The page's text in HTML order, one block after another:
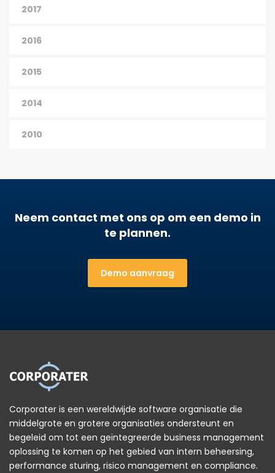
2017
2016
2015
2014
2010
Neem contact met ons op om een demo in
te plannen.
Demo aanvraag
Corporater is een wereldwijde software organisatie die
middelgrote en grotere organisaties ondersteunt en
begeleid om tot een geïntegreerde business management
oplossing te komen op het gebied van intern beheersing,
performance sturing, risico management en compliance.